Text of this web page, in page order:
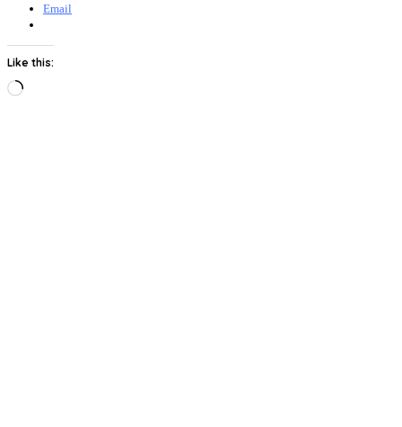
Email
Like this:
Loading…